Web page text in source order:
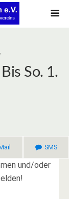
So. 1.
SMS
und/oder